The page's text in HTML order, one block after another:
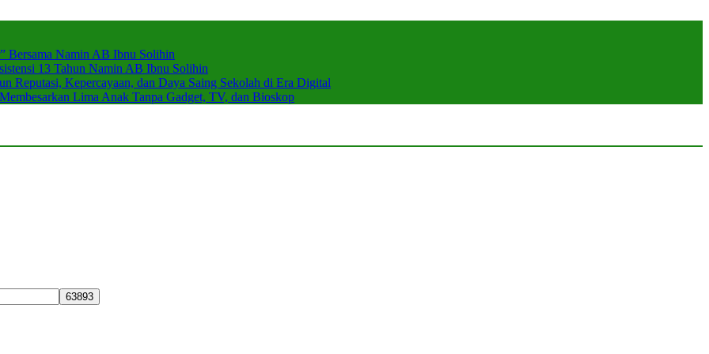
Bersama Namin AB Ibnu Solihin
13 Tahun Namin AB Ibnu Solihin
Reputasi, Kepercayaan, dan Daya Saing Sekolah di Era Digital
Lima Anak Tanpa Gadget, TV, dan Bioskop